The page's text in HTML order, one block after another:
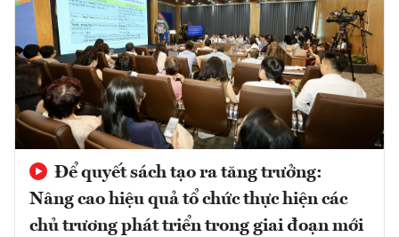
Để quyết sách tạo ra tăng trưởng:
Nâng cao hiệu quả tổ chức thực hiện các
chủ trương phát triển trong giai đoạn mới